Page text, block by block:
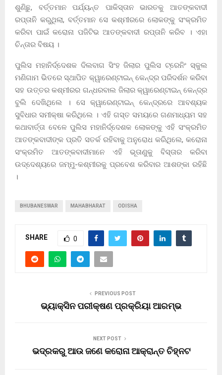
ଶୁଣିଛୁ, ବର୍ତ୍ତମାନ ପର୍ଯ୍ୟନ୍ତ ପାକିସ୍ତାନ ଭାରତକୁ ଆତଙ୍କବାଦୀ
ରପ୍ତାନି କରୁଥିଲା, ବର୍ତ୍ତମାନ ସେ କଶ୍ମୀରରେ ଲୋକଙ୍କୁ ସଂକ୍ରମିତ
କରିବା ପାଇଁ କରୋନା ପଜିଟିଭ ଆତଙ୍କବାଦୀ ରପ୍ତାନି କରିବ । ଏହା
ଚିନ୍ତାର ବିଷୟ ।
ପୁଲିସ ମହାନିର୍ଦ୍ଦେଶକ ଦିଲବାଗ ସିଂହ ଜିଲାର ପୁଲିସ ଟ୍ରେନିଂ ସ୍କୁଲ
ମଣିଗାମ ଭିତରେ ସ୍ଥାପିତ କ୍ୱାରେଣ୍ଟାଇନ୍ କେନ୍ଦ୍ର ପରିଦର୍ଶନ କରିବା
ସହ ଉତ୍ତର କଶ୍ମୀରର ଗନ୍ଧରବାଲ ଜିଲାର କ୍ୱାରେଣ୍ଟାଇନ୍ କେନ୍ଦ୍ର
ବୁଲି ଦେଖିଥିଲେ । ସେ କ୍ୱାରେଣ୍ଟାଇନ୍ କେନ୍ଦ୍ରରେ ଆବଶ୍ୟକ
ସୁବିଧାର ସମୀକ୍ଷା କରିଥିଲେ । ଏହି ଗସ୍ତ ସମୟରେ ଗଣମାଧ୍ୟମ ସହ
କଥାବାର୍ତ୍ତା ବେଳେ ପୁଲିସ ମହାନିର୍ଦ୍ଦେଶକ ଲୋକଙ୍କୁ ଏହି ସଂକ୍ରମିତ
ଆତଙ୍କବାଦୀଙ୍କ ପ୍ରତି ସତର୍କ ରହିବାକୁ ଅନୁରୋଧ କରିଥିଲେ, କରୋନା
ସଂକ୍ରମିତ ଆତଙ୍କବାଦୀମାନେ ଏହି ଭୂତାଣୁକୁ ବିସ୍ତାର କରିବା
ଉଦ୍ଦେଶ୍ୟରେ ଜମ୍ମୁ-କଶ୍ମୀରକୁ ପ୍ରବେଶ କରିବାର ଆଶଙ୍କା ରହିଛି
।
BHUBANESWAR MAHABHARAT ODISHA
SHARE 0
PREVIOUS POST
ଭ୍ୟାକ୍ସିନ ପରୀକ୍ଷଣ ପ୍ରକ୍ରିୟା ଆରମ୍ଭ
NEXT POST
ଭଦ୍ରକରୁ ଆଉ ଜଣେ କରୋନା ଆକ୍ରାନ୍ତ ଚିହ୍ନଟ